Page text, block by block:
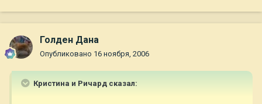
Голден Дана
Опубликовано 16 ноября, 2006
Кристина и Ричард сказал: